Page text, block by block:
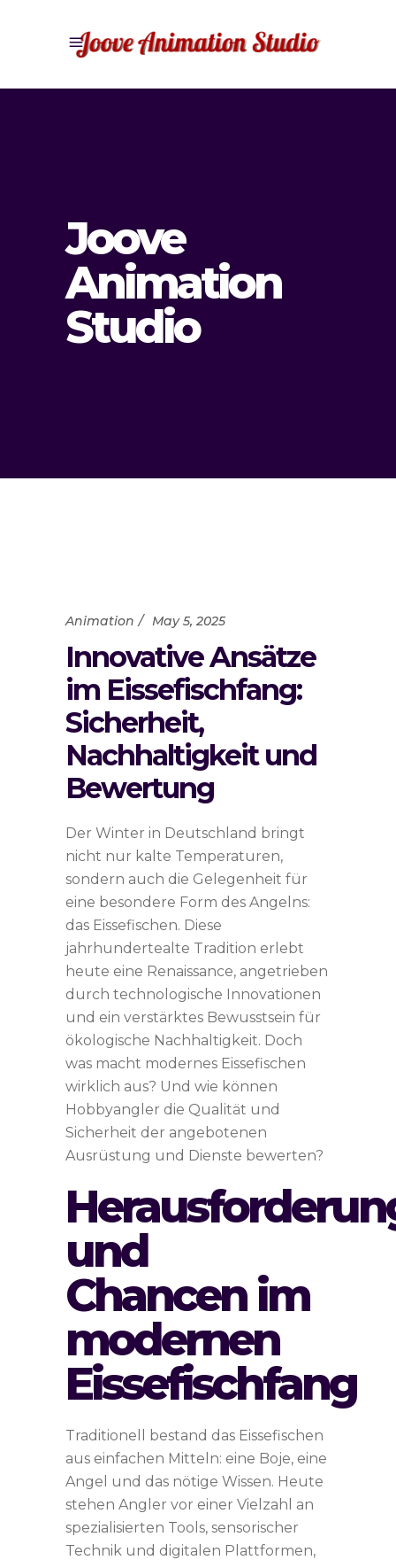
Joove
Animation
Studio
Animation May 5, 2025
Innovative Ansätze
im Eissefischfang:
Sicherheit,
Nachhaltigkeit und
Bewertung
Der Winter in Deutschland bringt
nicht nur kalte Temperaturen,
sondern auch die Gelegenheit für
eine besondere Form des Angelns:
das Eissefischen. Diese
jahrhundertealte Tradition erlebt
heute eine Renaissance, angetrieben
durch technologische Innovationen
und ein verstärktes Bewusstsein für
ökologische Nachhaltigkeit. Doch
was macht modernes Eissefischen
wirklich aus? Und wie können
Hobbyangler die Qualität und
Sicherheit der angebotenen
Ausrüstung und Dienste bewerten?
und
Chancen im
modernen
Eissefischfang
Traditionell bestand das Eissefischen
aus einfachen Mitteln: eine Boje, eine
Angel und das nötige Wissen. Heute
stehen Angler vor einer Vielzahl an
spezialisierten Tools, sensorischer
Technik und digitalen Plattformen,